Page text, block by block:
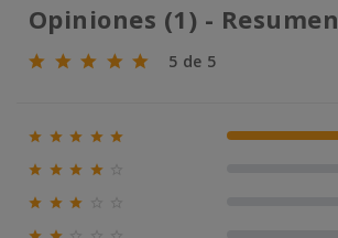
Opiniones (1) - Resumen
5 de 5
    
   
  